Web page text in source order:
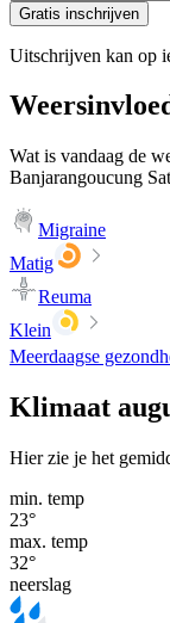
Gratis inschrijven
Uitschrijven kan op
Wat is vandaag de
Banjarangoucung
Migraine
Matig
Reuma
Klein
Meerdaagse
Klimaat
Hier zie je het
min. temp
23°
max. temp
32°
neerslag